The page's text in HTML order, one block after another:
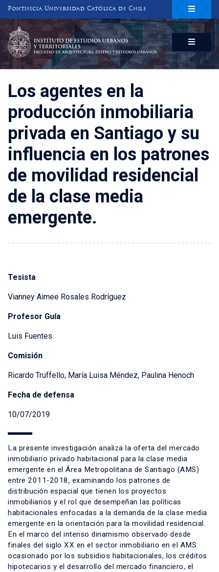
Pontificia Universidad Católica de Chile
INSTITUTO DE ESTUDIOS URBANOS
Y TERRITORIALES
FACULTAD DE ARQUITECTURA, DISEÑO Y ESTUDIOS URBANOS
Los agentes en la
producción inmobiliaria
privada en Santiago y su
influencia en los patrones
de movilidad residencial
de la clase media
emergente.
Tesista
Vianney Aimee Rosales Rodríguez
Profesor Guía
Luis Fuentes
Comisión
Ricardo Truffello, María Luisa Méndez, Paulina Henoch
Fecha de defensa
10/07/2019
La presente investigación analiza la oferta del mercado
inmobiliario privado habitacional para la clase media
emergente en el Área Metropolitana de Santiago (AMS)
entre 2011-2018, examinando los patrones de
distribución espacial que tienen los proyectos
inmobiliarios y el rol que desempeñan las políticas
habitacionales enfocadas a la demanda de la clase media
emergente en la orientación para la movilidad residencial.
En el marco del intenso dinamismo observado desde
finales del siglo XX en el sector inmobiliario en el AMS
ocasionado por los subsidios habitacionales, los créditos
hipotecarios y el desarrollo del mercado financiero, el